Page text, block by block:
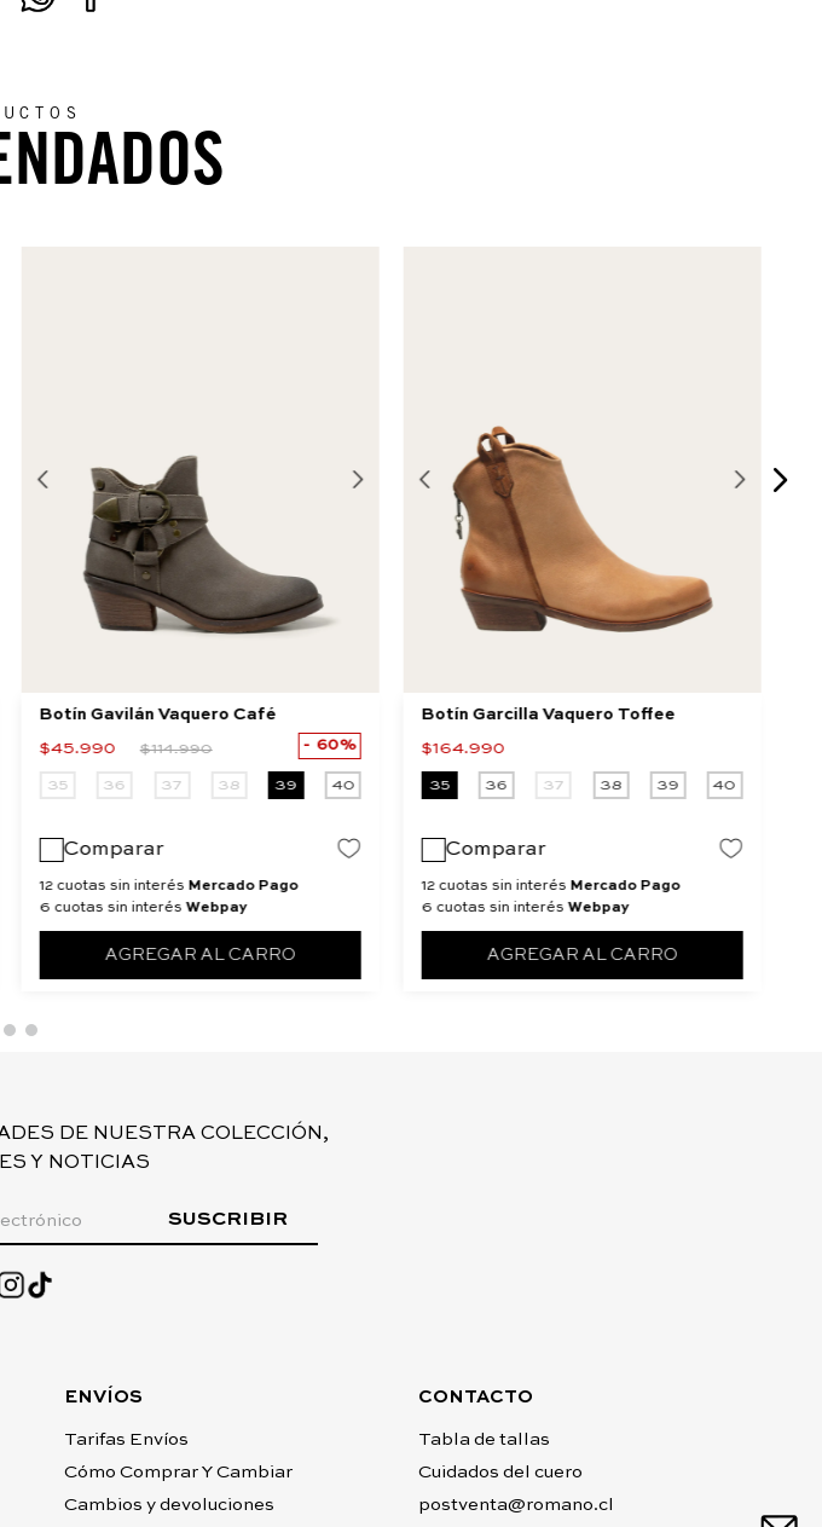
Botín Gavilán Vaquero Café
$45.990 $114.990 60%
35 36 37 38 39 40
Comparar
12 cuotas sin interés Mercado Pago
6 cuotas sin interés Webpay
AGREGAR AL CARRO
Botín Garcilla Vaquero Toffee
$164.990
35 36 37 38 39 40
Comparar
12 cuotas sin interés Mercado Pago
6 cuotas sin interés Webpay
AGREGAR AL CARRO
DE NUESTRA COLECCIÓN,
Y NOTICIAS
SUSCRIBIR
ENVÍOS
Tarifas Envíos
Cómo Comprar Y Cambiar
Cambios y devoluciones
CONTACTO
Tabla de tallas
Cuidados del cuero
postventa@romano.cl